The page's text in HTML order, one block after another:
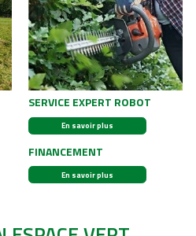
SERVICE EXPERT ROBOT
En savoir plus
FINANCEMENT
En savoir plus